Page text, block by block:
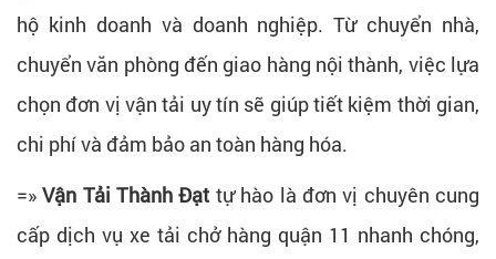
hộ kinh doanh và doanh nghiệp. Từ chuyển nhà,
chuyển văn phòng đến giao hàng nội thành, việc lựa
chọn đơn vị vận tải uy tín sẽ giúp tiết kiệm thời gian,
chi phí và đảm bảo an toàn hàng hóa.
=»Vận Tải Thành Đạt tự hào là đơn vị chuyên cung
cấp dịch vụ xe tải chở hàng quận 11 nhanh chóng,